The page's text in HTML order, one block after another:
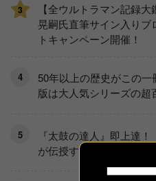
3
【全ウルトラマン記録
晃嗣氏直筆サイン入りブ
トキャンペーン開催！
50年以上の歴史がこの
版は大人気シリーズの超
『太鼓の達人』即上達
が伝授するコツ《実践編》